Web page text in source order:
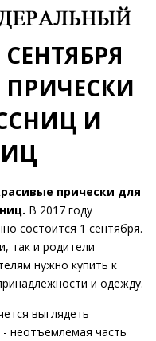
ПРИЧЕСКИ
И
прически для
В 2017 году
состоится 1 сентября.
так и родители
нужно купить к
и одежду.
выглядеть
- неотъемлемая часть